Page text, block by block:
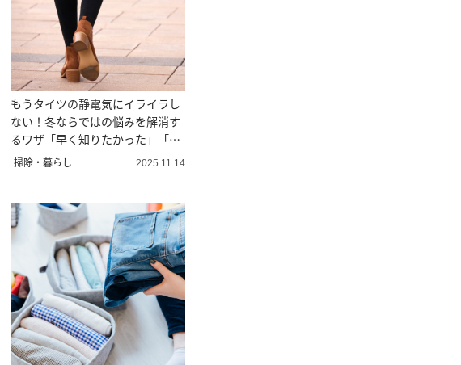
もうタイツの静電気にイライラし
ない！冬ならではの悩みを解消す
るワザ「早く知りたかった」「や
ってみる」
掃除・暮らし 2025.11.14